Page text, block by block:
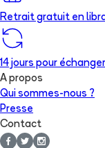
Retrait gratuit en
14 jours pour échanger
A propos
Qui sommes-nous ?
Presse
Contact